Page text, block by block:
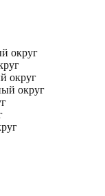
округ
округ
округ